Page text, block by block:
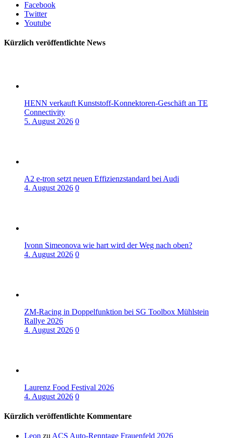
Facebook
Twitter
Youtube
Kürzlich veröffentlichte News
HENN verkauft Kunststoff-Konnektoren-Geschäft an TE
Connectivity
5. August 2026 0
A2 e-tron setzt neuen Effizienzstandard bei Audi
4. August 2026 0
Ivonn Simeonova wie hart wird der Weg nach oben?
4. August 2026 0
ZM-Racing in Doppelfunktion bei SG Toolbox Mühlstein
Rallye 2026
4. August 2026 0
Laurenz Food Festival 2026
4. August 2026 0
Kürzlich veröffentlichte Kommentare
Leon zu ACS Auto-Renntage Frauenfeld 2026